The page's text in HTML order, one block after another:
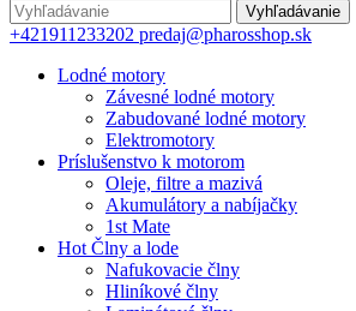
Vyhľadávanie
+421911233202 predaj@pharosshop.sk
Lodné motory
Závesné lodné motory
Zabudované lodné motory
Elektromotory
Príslušenstvo k motorom
Oleje, filtre a mazivá
Akumulátory a nabíjačky
1st Mate
Hot Člny a lode
Nafukovacie člny
Hliníkové člny